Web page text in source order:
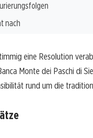
nach
eine Resolution
Monte dei Paschi di
rund um die